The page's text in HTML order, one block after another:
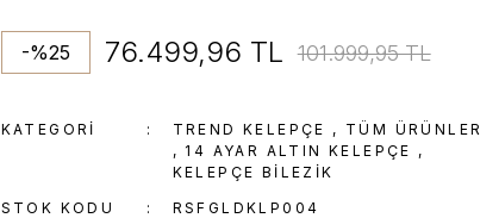
-%25 76.499,96 TL 101.999,95 TL
KATEGORI TREND KELEPÇE , TÜM ÜRÜNLER
, 14 AYAR ALTIN KELEPÇE ,
KELEPÇE BILEZIK
STOK KODU
RSFGLDKLP004